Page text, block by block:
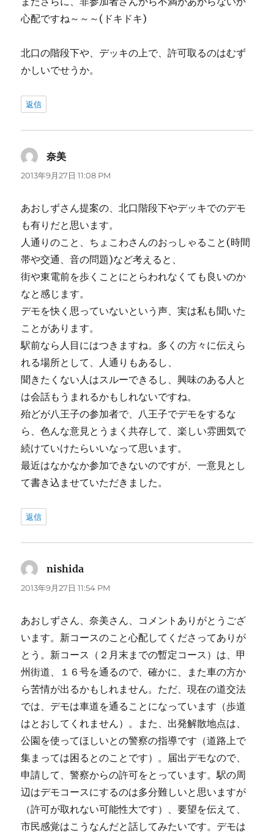
心配ですね～～～(ドキドキ)
北口の階段下や、デッキの上で、許可取るのはむず
かしいでせうか。
返信
奈美
り:
2013年9月27日 11:08 PM
あおしずさん提案の、北口階段下やデッキでのデモ
も有りだと思います。
人通りのこと、ちょこわさんのおっしゃること(時間
帯や交通、音の問題)など考えると、
街や東電前を歩くことにとらわれなくても良いのか
なと感じます。
デモを快く思っていないという声、実は私も聞いた
ことがあります。
駅前なら人目にはつきますね。多くの方々に伝えら
れる場所として、人通りもあるし、
聞きたくない人はスルーできるし、興味のある人と
は会話もうまれるかもしれないですね。
殆どが八王子の参加者で、八王子でデモをするな
ら、色んな意見とうまく共存して、楽しい雰囲気で
続けていけたらいいなって思います。
最近はなかなか参加できないのですが、一意見とし
て書き込ませていただきました。
返信
nishida
り:
2013年9月27日 11:54 PM
あおしずさん、奈美さん、コメントありがとうござ
います。新コースのこと心配してくださってありが
とう。新コース（２月末までの暫定コース）は、甲
州街道、１６号を通るので、確かに、また車の方か
ら苦情が出るかもしれません。ただ、現在の道交法
では、デモは車道を通ることになっています（歩道
はとおしてくれません）。また、出発解散地点は、
公園を使ってほしいとの警察の指導です（道路上で
集まっては困るとのことです）。届出デモなので、
申請して、警察からの許可をとっています。駅の周
辺はデモコースにするのは多分難しいと思いますが
（許可が取れない可能性大です）、要望を伝えて、
市民感覚はこうなんだと話してみたいです。デモは